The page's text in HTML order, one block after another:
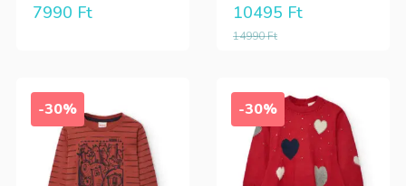
7990 Ft
14990Ft
10495 Ft
-30% -30%